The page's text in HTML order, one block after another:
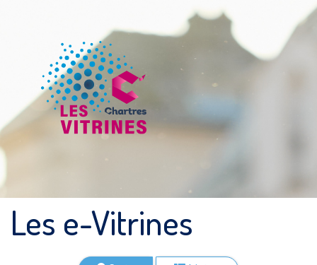
Les e-Vitrines